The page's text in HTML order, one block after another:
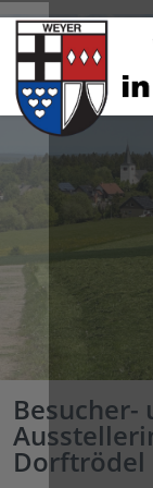
Besucher-
Dorftrödel